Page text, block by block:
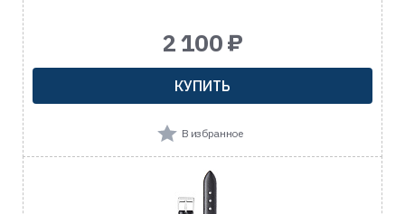
2 100 ₽
КУПИТЬ
В избранное